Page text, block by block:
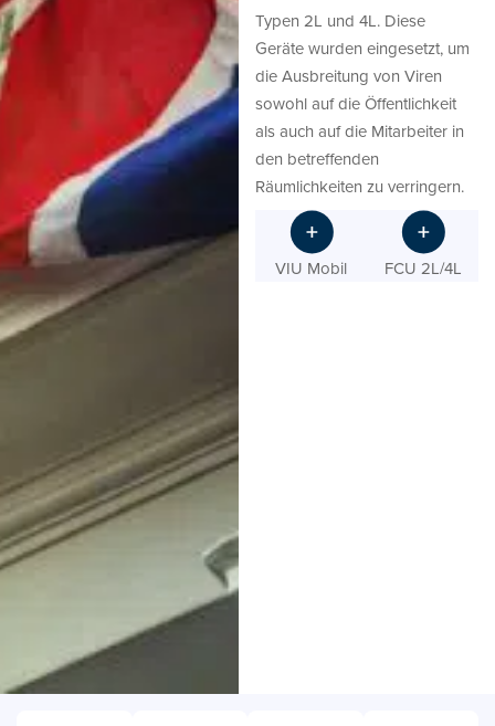
Typen 2L und 4L. Diese
Geräte wurden eingesetzt, um
die Ausbreitung von Viren
sowohl auf die Öffentlichkeit
als auch auf die Mitarbeiter in
den betreffenden
Räumlichkeiten zu verringern.
VIU Mobil FCU 2L/4L